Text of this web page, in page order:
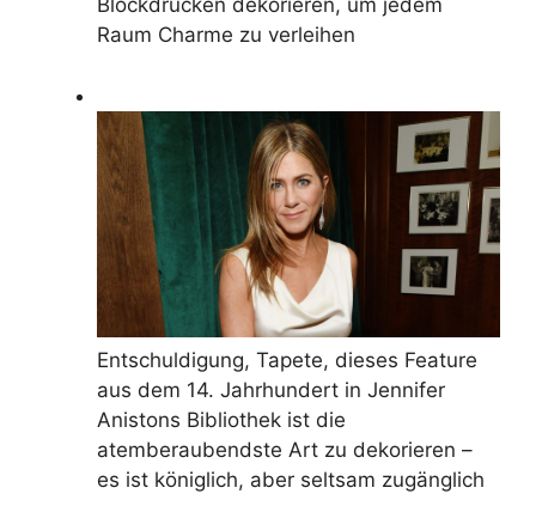
Blockdrucken dekorieren, um jedem
Raum Charme zu verleihen
Entschuldigung, Tapete, dieses Feature
aus dem 14. Jahrhundert in Jennifer
Anistons Bibliothek ist die
atemberaubendste Art zu dekorieren –
es ist königlich, aber seltsam zugänglich